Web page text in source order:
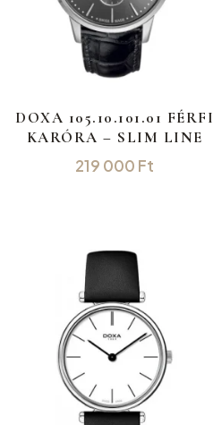
DOXA 105.10.101.01 FÉRFI
KARÓRA – SLIM LINE
219 000 Ft